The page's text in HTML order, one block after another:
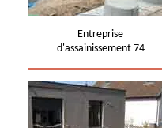
Entreprise
d'assainissement 74